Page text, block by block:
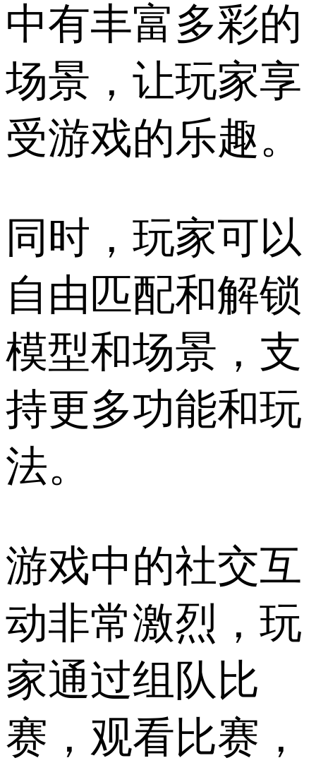
中有丰富多彩的
场景，让玩家享
受游戏的乐趣。
同时，玩家可以
自由匹配和解锁
模型和场景，支
持更多功能和玩
法。
游戏中的社交互
动非常激烈，玩
家通过组队比
赛，观看比赛，